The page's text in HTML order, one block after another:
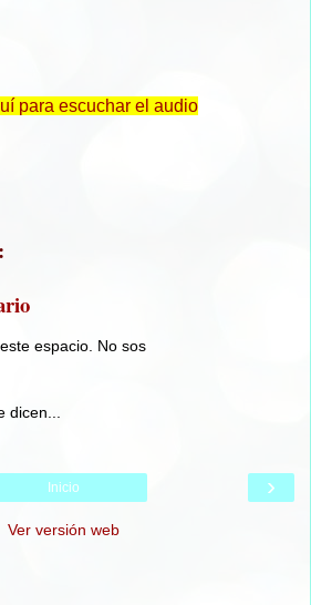
para escuchar el audio
espacio. No sos
dicen...
›
Inicio
Ver versión web